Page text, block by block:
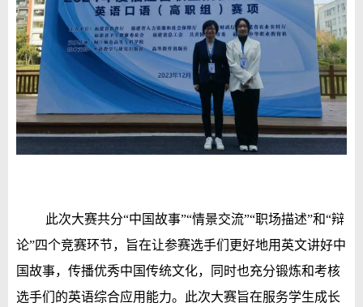
此次大赛共分“中国故事”“情景交流”“职场描述”和“辩
论”四个竞赛环节，旨在让参赛选手们更好地用英文讲好中
国故事，传播优秀中国传统文化，同时也充分锻炼和考核
选手们的英语综合应用能力。此次大赛旨在服务学生成长